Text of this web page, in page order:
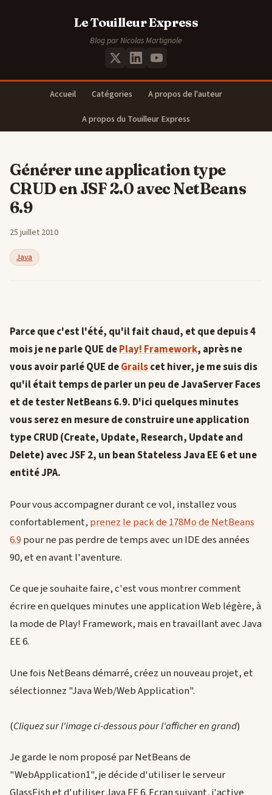
Le Touilleur Express
Blog par Nicolas Martignole
Accueil Catégories
A propos de l'auteur
A propos du Touilleur Express
Générer une application type
CRUD en JSF 2.0 avec NetBeans
6.9
25 juillet 2010
Java
Parce que c'est l'été, qu'il fait chaud, et que depuis 4
mois je ne parle QUE dePlay! Framework, après ne
vous avoir parlé QUE deGrailscet hiver, je me suis dis
qu'il était temps de parler un peu de JavaServer Faces
et de tester NetBeans 6.9. D'ici quelques minutes
vous serez en mesure de construire une application
type CRUD (Create, Update, Research, Update and
Delete) avec JSF 2, un bean Stateless Java EE 6 et une
entité JPA.
Pour vous accompagner durant ce vol, installez vous
confortablement, prenez le pack de 178Mo de NetBeans
6.9 pour ne pas perdre de temps avec un IDE des années
90, et en avant l'aventure.
Ce que je souhaite faire, c'est vous montrer comment
écrire en quelques minutes une application Web légère, à
la mode de Play! Framework, mais en travaillant avec Java
EE 6.
Une fois NetBeans démarré, créez un nouveau projet, et
sélectionnez "Java Web/Web Application".
(Cliquez sur l'image ci-dessous pour l'afficher en grand)
Je garde le nom proposé par NetBeans de
"WebApplication1", je décide d'utiliser le serveur